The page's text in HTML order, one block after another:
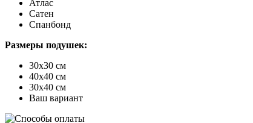
Атлас
Сатен
Спанбонд
Размеры подушек:
30х30 см
40х40 см
30х40 см
Ваш вариант